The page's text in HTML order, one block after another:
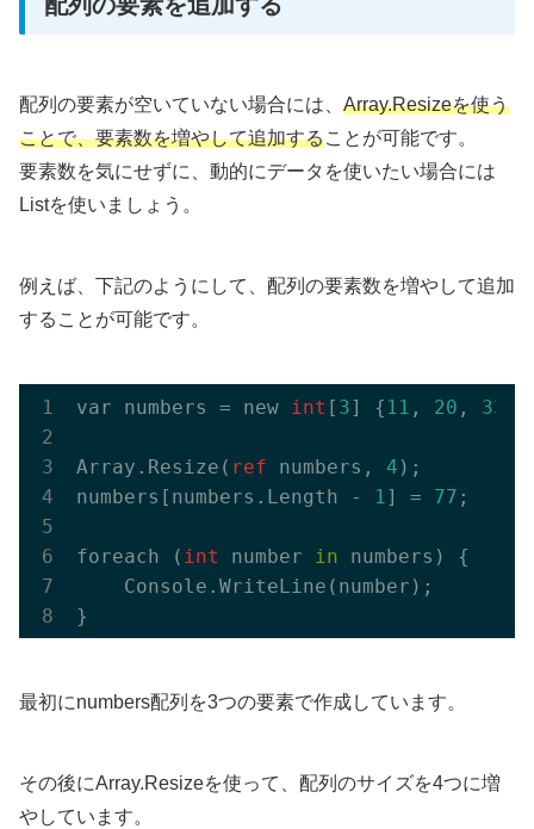
配列の要素を追加する
配列の要素が空いていない場合には、 Array.Resizeを使う
ことで、要素数を増やして追加することが可能です。
要素数を気にせずに、動的にデータを使いたい場合には
Listを使いましょう。
例えば、下記のようにして、配列の要素数を増やして追加
することが可能です。
var numbers = new int [ 3] { 11 , 20 , 33
Array.Resize( ref numbers, 4 );
numbers[numbers.Length -
1] = 77 ;
foreach ( int number in numbers) {
    Console.WriteLine(number);
最初にnumbers配列を3つの要素で作成しています。
その後にArray.Resizeを使って、配列のサイズを4つに増
やしています。